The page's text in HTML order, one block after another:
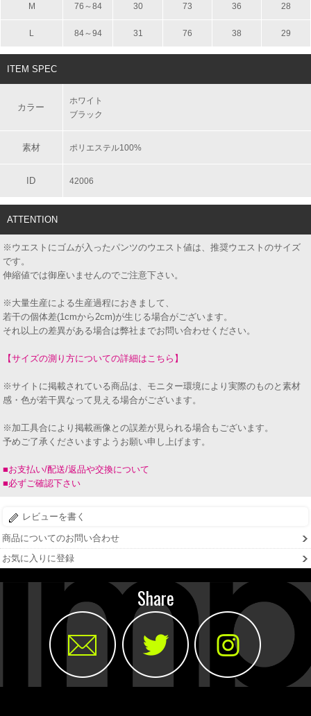
M 76～84 30 73 36 28
L 84～94 31 76 38 29
ITEM SPEC
カラー
ホワイト
ブラック
素材 ポリエステル100%
ID 42006
ATTENTION
※ウエストにゴムが入ったパンツのウエスト値は、推奨ウエストのサイズ
です。
伸縮値では御座いませんのでご注意下さい。
※大量生産による生産過程におきまして、
若干の個体差(1cmから2cm)が生じる場合がございます。
それ以上の差異がある場合は弊社までお問い合わせください。
【サイズの測り方についての詳細はこちら】
※サイトに掲載されている商品は、モニター環境により実際のものと素材
感・色が若干異なって見える場合がございます。
※加工具合により掲載画像との誤差が見られる場合もございます。
予めご了承くださいますようお願い申し上げます。
■お支払い/配送/返品や交換について
■必ずご確認下さい
レビューを書く
商品についてのお問い合わせ
お気に入りに登録
Share